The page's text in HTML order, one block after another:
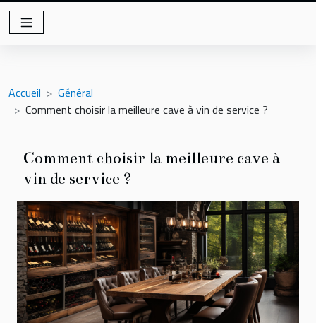
Accueil
Général
Comment choisir la meilleure cave à vin de service ?
Comment choisir la meilleure cave à
vin de service ?